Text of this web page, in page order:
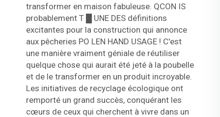
transformer en maison fabuleuse. QCON IS
probablement T █ UNE DES définitions
excitantes pour la construction qui annonce
aux pêcheries PO LEN HAND USAGE ! C'est
une manière vraiment géniale de réutiliser
quelque chose qui aurait été jeté à la poubelle
et de le transformer en un produit incroyable.
Les initiatives de recyclage écologique ont
remporté un grand succès, conquérant les
cœurs de ceux qui cherchent à vivre dans un